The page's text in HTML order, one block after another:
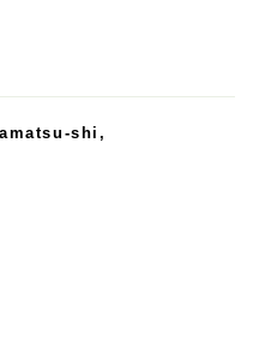
shi,